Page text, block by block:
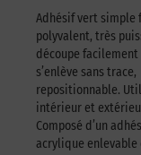
Adhésif vert simple
polyvalent, très
découpe facilement
s’enlève sans trace,
repositionnable.
intérieur et
Composé d’un
acrylique enlevable